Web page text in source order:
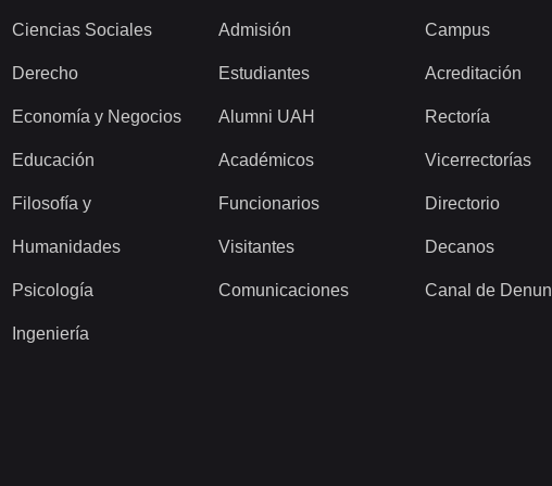
Ciencias Sociales
Derecho
Economía y Negocios
Educación
Filosofía y
Humanidades
Psicología
Ingeniería
Admisión
Estudiantes
Alumni UAH
Académicos
Funcionarios
Visitantes
Comunicaciones
Campus
Acreditación
Rectoría
Vicerrectorías
Directorio
Decanos
Canal de